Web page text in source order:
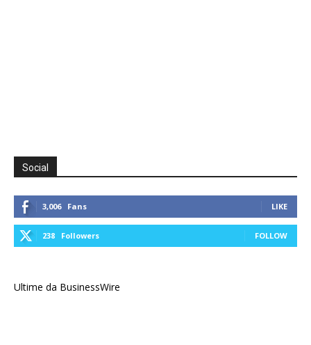
Social
3,006 Fans LIKE
238 Followers FOLLOW
Ultime da BusinessWire